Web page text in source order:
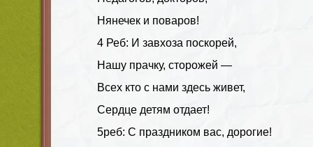
Нянечек и поваров!
4 Реб: И завхоза поскорей,
Нашу прачку, сторожей —
Всех кто с нами здесь живет,
Сердце детям отдает!
5реб: С праздником вас, дорогие!